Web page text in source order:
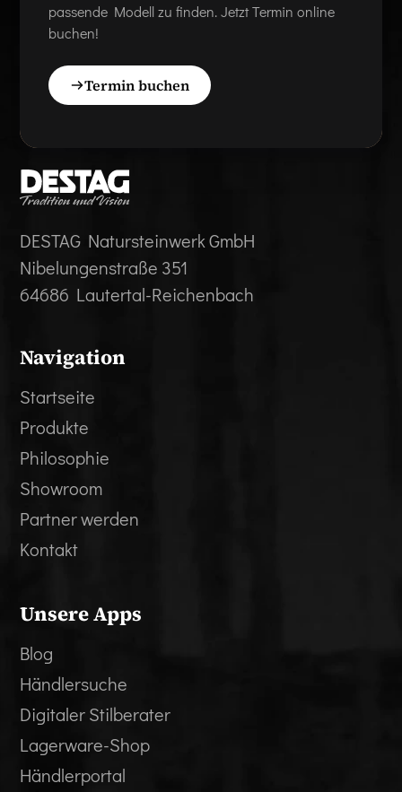
passende Modell zu finden. Jetzt Termin online
buchen!
Termin buchen
DESTAG Natursteinwerk GmbH
Nibelungenstraße 351
64686 Lautertal-Reichenbach
Navigation
Startseite
Produkte
Philosophie
Showroom
Partner werden
Kontakt
Unsere Apps
Blog
Händlersuche
Digitaler Stilberater
Lagerware-Shop
Händlerportal